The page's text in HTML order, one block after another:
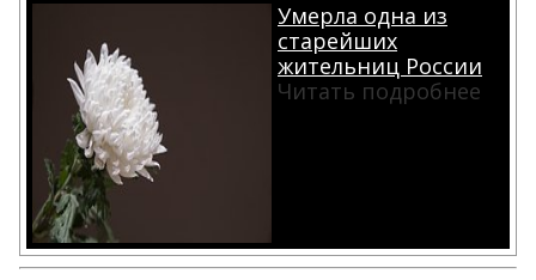
Умерла одна из
старейших
жительниц России
Читать подробнее